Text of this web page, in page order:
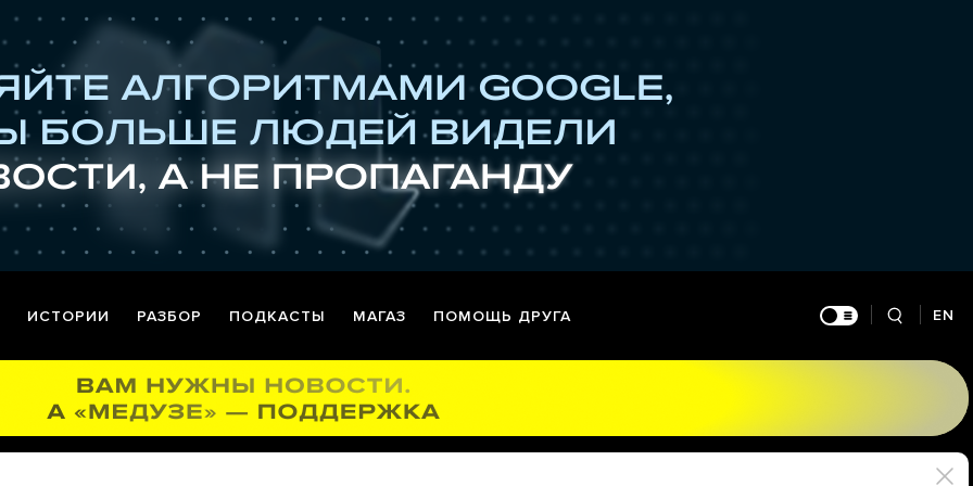
ИСТОРИИ РАЗБОР ПОДКАСТЫ МАГАЗ ПОМОЩЬ ДРУГА EN